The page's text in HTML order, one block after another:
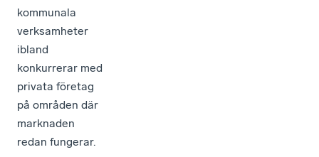
kommunala
verksamheter
ibland
konkurrerar med
privata företag
på områden där
marknaden
redan fungerar.